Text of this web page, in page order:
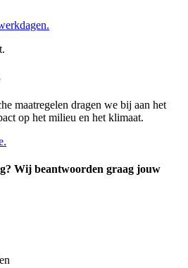
maatregelen dragen we bij aan het
op het milieu en het klimaat.
Wij beantwoorden graag jouw